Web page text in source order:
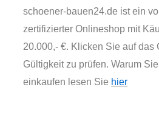
schoener-bauen24.de ist ein
zertifizierter Onlineshop mit
20.000,- €. Klicken Sie auf das
Gültigkeit zu prüfen. Warum
einkaufen lesen Sie hier